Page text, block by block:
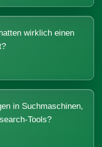
wirklich einen
in Suchmaschinen,
Tools?